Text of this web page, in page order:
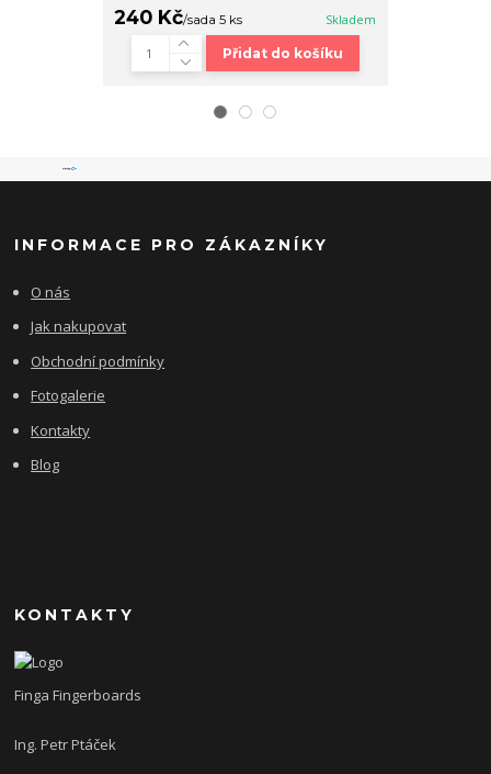
240 Kč/sada 5 ks Skladem
Přidat do košíku
INFORMACE PRO ZÁKAZNÍKY
O nás
Jak nakupovat
Obchodní podmínky
Fotogalerie
Kontakty
Blog
KONTAKTY
Finga Fingerboards
Ing. Petr Ptáček